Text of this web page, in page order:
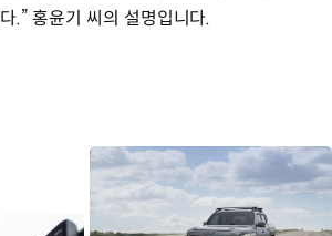
.” 홍윤기 씨의 설명입니다.